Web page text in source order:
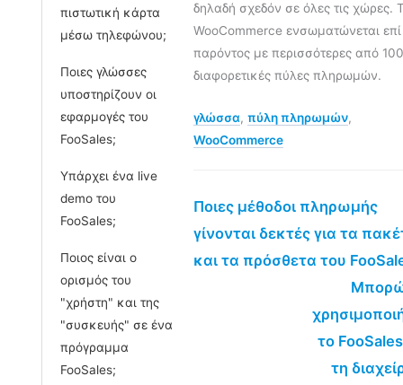
πιστωτική κάρτα
μέσω τηλεφώνου;
Ποιες γλώσσες
υποστηρίζουν οι
εφαρμογές του
FooSales;
Υπάρχει ένα live
demo του
FooSales;
Ποιος είναι ο
ορισμός του
"χρήστη" και της
"συσκευής" σε ένα
πρόγραμμα
FooSales;
δηλαδή σχεδόν σε όλες τις χώρες.
WooCommerce ενσωματώνεται επί
παρόντος με περισσότερες από 100
διαφορετικές πύλες πληρωμών.
γλώσσα, πύλη πληρωμών,
WooCommerce
Ποιες μέθοδοι πληρωμής
γίνονται δεκτές για τα
και τα πρόσθετα του
το
τη